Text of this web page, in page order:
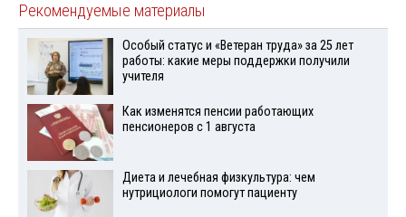
Рекомендуемые материалы
Особый статус и «Ветеран труда» за 25 лет
работы: какие меры поддержки получили
учителя
Как изменятся пенсии работающих
пенсионеров с 1 августа
Диета и лечебная физкультура: чем
нутрициологи помогут пациенту